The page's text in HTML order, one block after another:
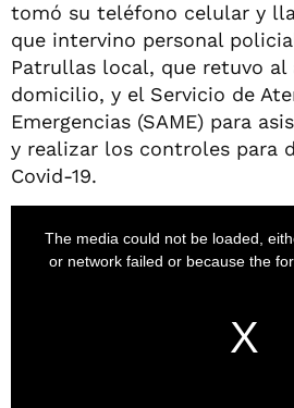
tomó su teléfono celular y
que intervino personal
Patrullas local, que retuvo al
domicilio, y el Servicio de
Emergencias (SAME) para
y realizar los controles para
Covid-19.